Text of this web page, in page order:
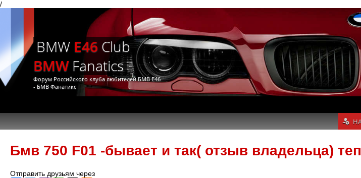
/
BMW E46 Club
BMWFanatics
Форум Российского клуба любителей БМВ Е46
- БМВ Фанатикс
Бмв 750 F01 -бывает и так( отзыв владельца)
Отправить друзьям через